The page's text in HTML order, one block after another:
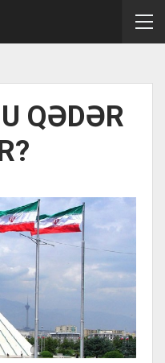
QƏDƏR